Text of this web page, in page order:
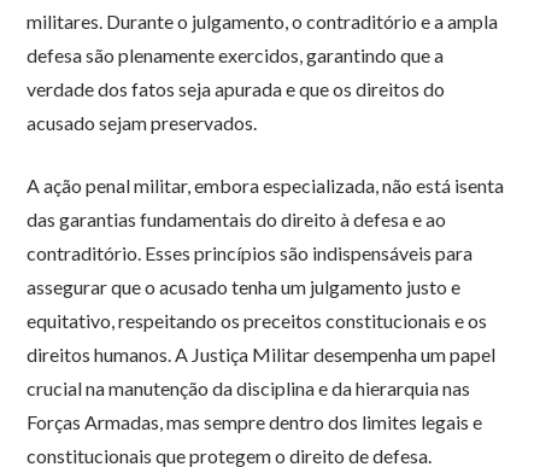
militares. Durante o julgamento, o contraditório e a ampla
defesa são plenamente exercidos, garantindo que a
verdade dos fatos seja apurada e que os direitos do
acusado sejam preservados.
A ação penal militar, embora especializada, não está isenta
das garantias fundamentais do direito à defesa e ao
contraditório. Esses princípios são indispensáveis para
assegurar que o acusado tenha um julgamento justo e
equitativo, respeitando os preceitos constitucionais e os
direitos humanos. A Justiça Militar desempenha um papel
crucial na manutenção da disciplina e da hierarquia nas
Forças Armadas, mas sempre dentro dos limites legais e
constitucionais que protegem o direito de defesa.